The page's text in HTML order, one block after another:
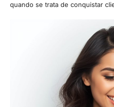
quando se trata de conquistar